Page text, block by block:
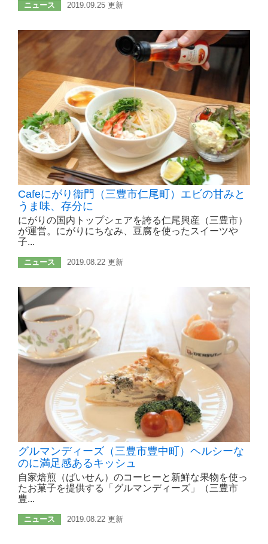
ニュース 2019.09.25 更新
Cafeにがり衞門（三豊市仁尾町）エビの甘みと
うま味、存分に
にがりの国内トップシェアを誇る仁尾興産（三豊市）
が運営。にがりにちなみ、豆腐を使ったスイーツや
子...
ニュース 2019.08.22 更新
グルマンディーズ（三豊市豊中町）ヘルシーな
のに満足感あるキッシュ
自家焙煎（ばいせん）のコーヒーと新鮮な果物を使っ
たお菓子を提供する「グルマンディーズ」（三豊市
豊...
ニュース 2019.08.22 更新